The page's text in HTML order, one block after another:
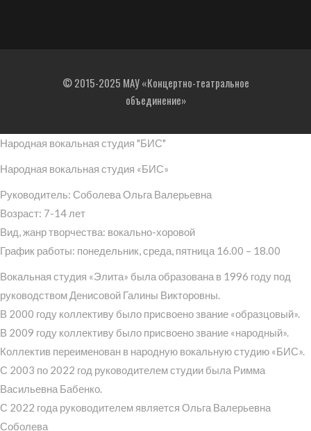
© 2015-2025 МАУ «Концертно-театральное
объединение»
Народная вокальная студия "БИС"
Народная вокальная студия «БИС»
Руководитель: Соболева Ольга Валерьевна
Возраст: 7-14 лет
Вид, жанр творчества: вокально-хоровой
График работы: понедельник, среда, пятница 16.00 – 18.00
Вокальная студия «Элита» была образована в 1996 году под
руководством Денисовой Галины Викторовны.
В 2000 году коллективу было присвоено звание «образцовый».
В 2009 году коллективу было присвоено звание «народный».
Коллектив переименован в народную вокальную студию «БИС».
С 2003 по 2022 год руководителем студии была Римма
Васильевна Бабенко.
С 2022 года руководителем является Ольга Валерьевна
Соболева